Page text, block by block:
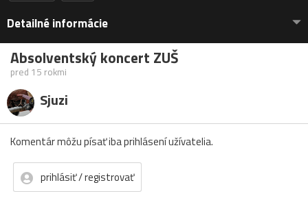
Detailné informácie
Absolventský koncert ZUŠ
pred 15 rokmi
Sjuzi
Komentár môžu písať iba prihlásení užívatelia.
prihlásiť / registrovať